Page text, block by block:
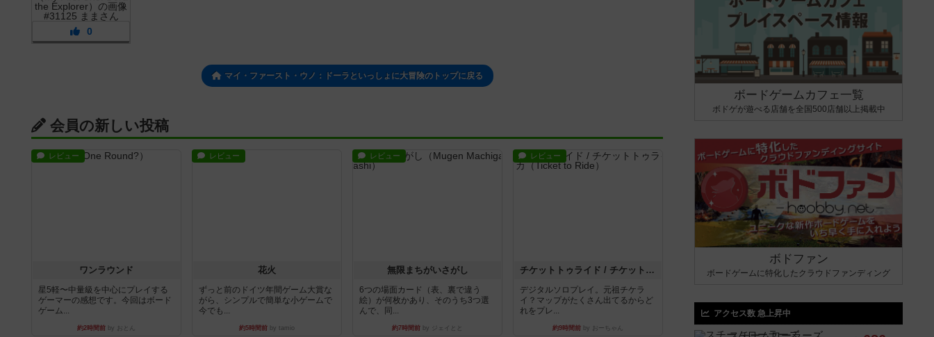
0
マイ・ファースト・ウノ：ドーラといっしょに大冒険のトップに戻る
会員の新しい投稿
レビュー
ワンラウンド
星5軽〜中量級を中心にプレイする
ゲーマーの感想です。今回はボード
ゲーム...
約2時間前 by おとん
レビュー
花火
ずっと前のドイツ年間ゲーム大賞な
がら、シンプルで簡単な小ゲームで
今でも...
約5時間前 by tamio
レビュー
無限まちがいさがし
6つの場面カード（表、裏で違う
絵）が何枚かあり、そのうち3つ選
んで、同...
約7時間前 by ジェイとと
レビュー
チケットトゥライド / チケットトゥライドアメリカ
デジタルソロプレイ。元祖チケラ
イ？マップがたくさん出てるからど
れをプレ...
約9時間前 by おーちゃん
ボードゲームカフェ一覧
ボドゲが遊べる店舗を全国500店舗以上掲載中
ボドファン
ボードゲームに特化したクラウドファンディング
アクセス数 急上昇中